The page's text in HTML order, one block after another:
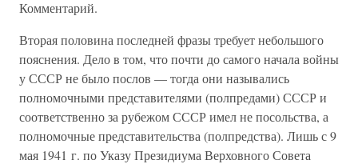
Комментарий.
Вторая половина последней фразы требует небольшого
пояснения. Дело в том, что почти до самого начала войны
у СССР не было послов — тогда они назывались
полномочными представителями (полпредами) СССР и
соответственно за рубежом СССР имел не посольства, а
полномочные представительства (полпредства). Лишь с 9
мая 1941 г. по Указу Президиума Верховного Совета